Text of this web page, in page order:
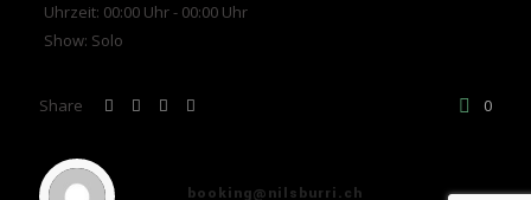
Uhrzeit: 00:00 Uhr - 00:00 Uhr
Show: Solo
Share 0
booking@nilsburri.ch